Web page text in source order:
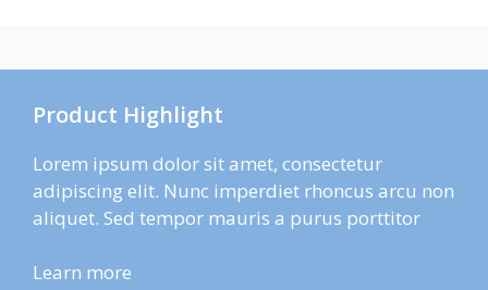
Product Highlight
Lorem ipsum dolor sit amet, consectetur
adipiscing elit. Nunc imperdiet rhoncus arcu non
aliquet. Sed tempor mauris a purus porttitor
Learn more